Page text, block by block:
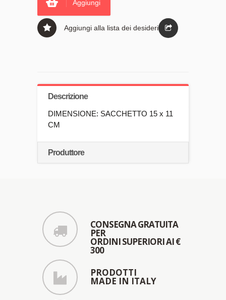
Aggiungi
Aggiungi alla lista dei desideri
Descrizione
DIMENSIONE: SACCHETTO 15 x 11
CM
Produttore
CONSEGNA GRATUITA
PER
ORDINI SUPERIORI AI €
300
PRODOTTI
MADE IN ITALY